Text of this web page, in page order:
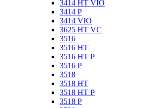
3414 HT VIO
3414 P
3414 VIO
3625 HT VC
3516
3516 HT
3516 HT P
3516 P
3518
3518 HT
3518 HT P
3518 P